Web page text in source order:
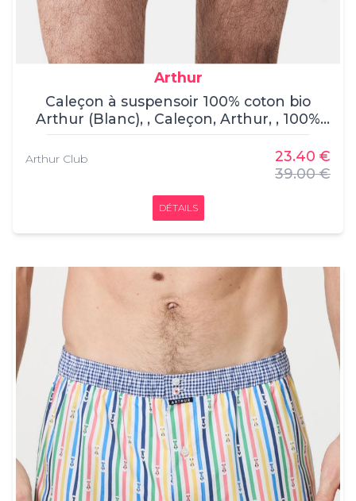
Arthur
Caleçon à suspensoir 100% coton bio
Arthur (Blanc), , Caleçon, Arthur, , 100%
coton
Arthur Club
23.40 €
39.00 €
DÉTAILS